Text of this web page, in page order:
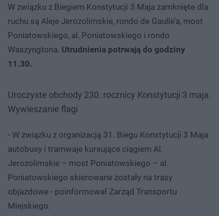
W związku z Biegiem Konstytucji 3 Maja zamknięte dla
ruchu są Aleje Jerozolimskie, rondo de Gaulle’a, most
Poniatowskiego, al. Poniatowskiego i rondo
Waszyngtona. Utrudnienia potrwają do godziny
11.30.
Uroczyste obchody 230. rocznicy Konstytucji 3 maja.
Wywieszanie flagi
- W związku z organizacją 31. Biegu Konstytucji 3 Maja
autobusy i tramwaje kursujące ciągiem Al.
Jerozolimskie – most Poniatowskiego – al.
Poniatowskiego skierowane zostały na trasy
objazdowe - poinformował Zarząd Transportu
Miejskiego.